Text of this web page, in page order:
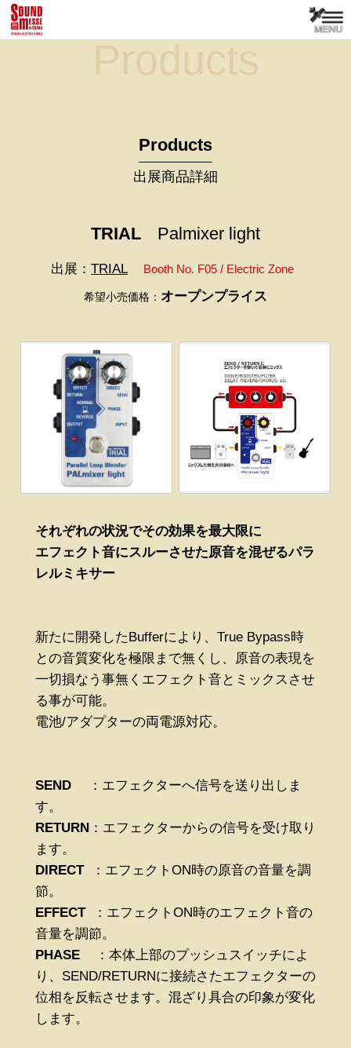
Products
Products
出展商品詳細
TRIAL Palmixer light
出展： TRIAL Booth No. F05 / Electric Zone
希望小売価格： オープンプライス
それぞれの状況でその効果を最大限に
エフェクト音にスルーさせた原音を混ぜるパラ
レルミキサー
新たに開発したBufferにより、True Bypass時
との音質変化を極限まで無くし、原音の表現を
一切損なう事無くエフェクト音とミックスさせ
る事が可能。
電池/アダプターの両電源対応。
SEND：エフェクターへ信号を送り出しま
す。
RETURN：エフェクターからの信号を受け取り
ます。
DIRECT：エフェクトON時の原音の音量を調
節。
EFFECT
：エフェクトON時のエフェクト音の
音量を調節。
PHASE
：本体上部のプッシュスイッチによ
り、SEND/RETURNに接続さたエフェクターの
位相を反転させます。混ざり具合の印象が変化
します。